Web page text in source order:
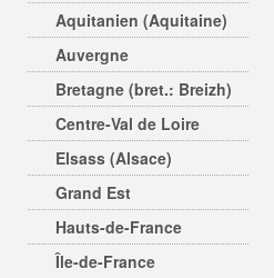
Aquitanien (Aquitaine)
Auvergne
Bretagne (bret.: Breizh)
Centre-Val de Loire
Elsass (Alsace)
Grand Est
Hauts-de-France
Île-de-France